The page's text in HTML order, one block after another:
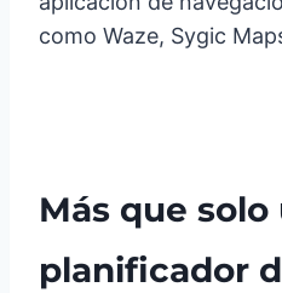
como Waze, Sygic
Más que solo
planificador